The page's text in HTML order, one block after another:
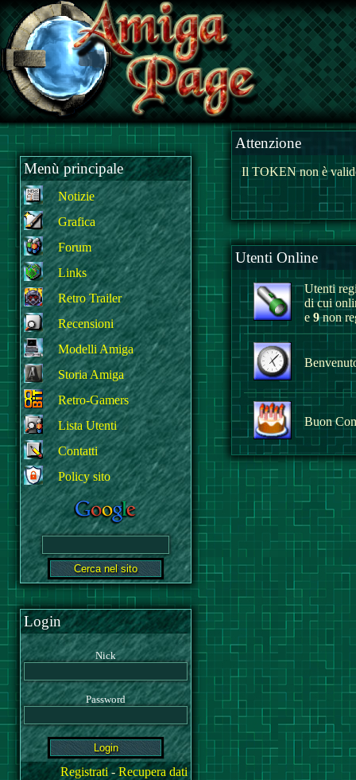
Menù principale
Notizie
Grafica
Forum
Links
Retro Trailer
Recensioni
Modelli Amiga
Storia Amiga
Retro-Gamers
Lista Utenti
Contatti
Policy sito
Login
Nick
Password
Registrati-Recupera dati
Attenzione
Il TOKEN non è
Utenti Online
Utenti
di cui
e 9non
Buon